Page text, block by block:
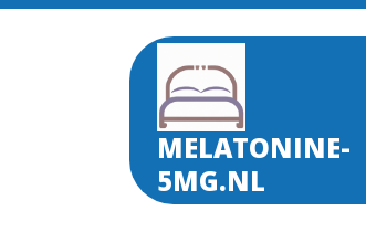
Skip
MELATONINE-
5MG.NL